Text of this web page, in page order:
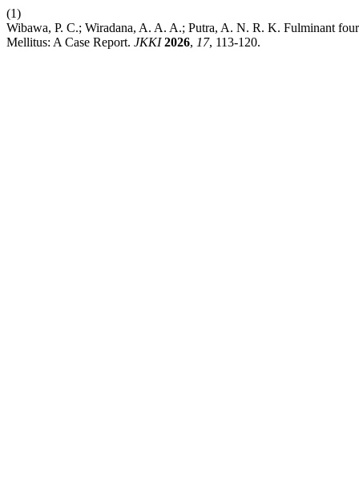
(1)
Wibawa, P. C.; Wiradana, A. A. A.; Putra, A. N. R. K. Fulminant
Mellitus: A Case Report. JKKI 2026, 17, 113-120.